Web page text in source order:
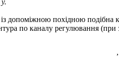
допоміжною похідною подібна
по каналу регулювання (при